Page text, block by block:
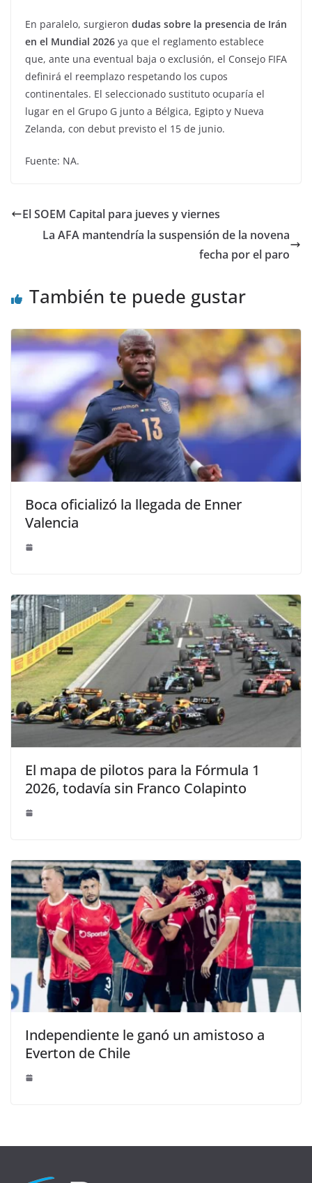
En paralelo, surgieron dudas sobre la presencia de Irán
en el Mundial 2026 ya que el reglamento establece
que, ante una eventual baja o exclusión, el Consejo FIFA
definirá el reemplazo respetando los cupos
continentales. El seleccionado sustituto ocuparía el
lugar en el Grupo G junto a Bélgica, Egipto y Nueva
Zelanda, con debut previsto el 15 de junio.
Fuente: NA.
El SOEM Capital para jueves y viernes
La AFA mantendría la suspensión de la novena
fecha por el paro
También te puede gustar
Boca oficializó la llegada de Enner
Valencia
El mapa de pilotos para la Fórmula 1
2026, todavía sin Franco Colapinto
Independiente le ganó un amistoso a
Everton de Chile